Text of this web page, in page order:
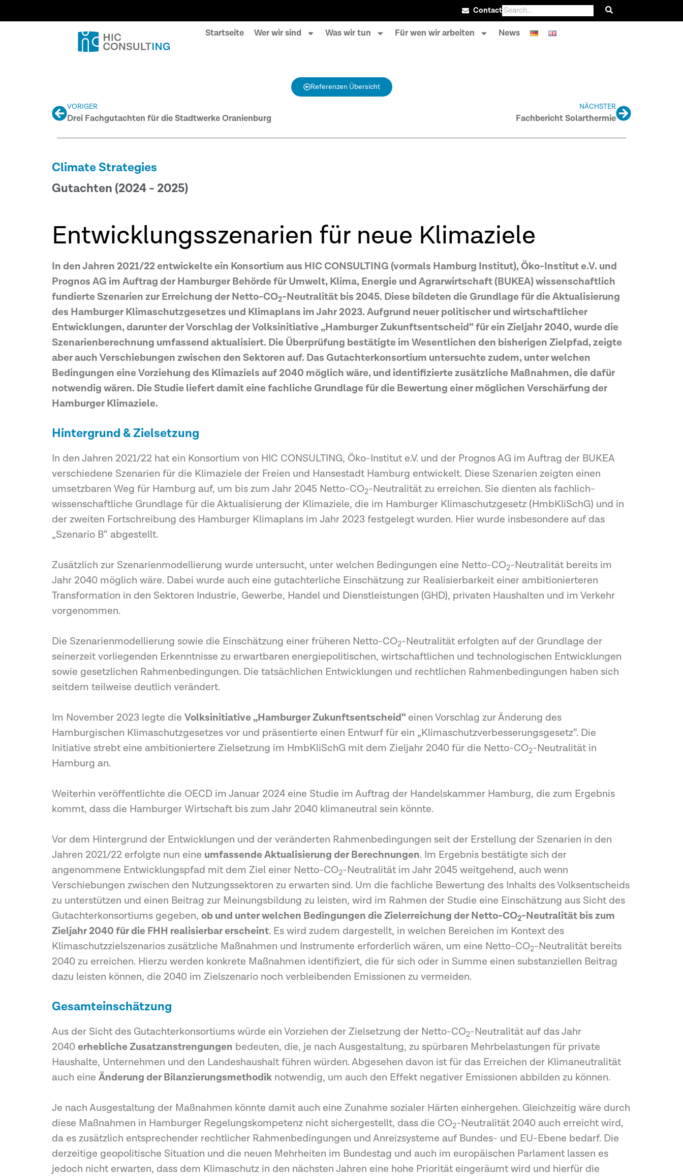
Contact
Startseite Wer wir sind Was wir tun Für wen wir arbeiten News
Referenzen Übersicht
VORIGER
Drei Fachgutachten für die Stadtwerke Oranienburg
NÄCHSTER
Fachbericht Solarthermie
Climate Strategies
Gutachten (2024 - 2025)
Entwicklungsszenarien für neue Klimaziele
In den Jahren 2021/22 entwickelte ein Konsortium aus HIC CONSULTING (vormals Hamburg Institut), Öko-Institut e.V. und
Prognos AG im Auftrag der Hamburger Behörde für Umwelt, Klima, Energie und Agrarwirtschaft (BUKEA) wissenschaftlich
fundierte Szenarien zur Erreichung der Netto-CO2-Neutralität bis 2045. Diese bildeten die Grundlage für die Aktualisierung
des Hamburger Klimaschutzgesetzes und Klimaplans im Jahr 2023. Aufgrund neuer politischer und wirtschaftlicher
Entwicklungen, darunter der Vorschlag der Volksinitiative „Hamburger Zukunftsentscheid“ für ein Zieljahr 2040, wurde die
Szenarienberechnung umfassend aktualisiert. Die Überprüfung bestätigte im Wesentlichen den bisherigen Zielpfad, zeigte
aber auch Verschiebungen zwischen den Sektoren auf. Das Gutachterkonsortium untersuchte zudem, unter welchen
Bedingungen eine Vorziehung des Klimaziels auf 2040 möglich wäre, und identifizierte zusätzliche Maßnahmen, die dafür
notwendig wären. Die Studie liefert damit eine fachliche Grundlage für die Bewertung einer möglichen Verschärfung der
Hamburger Klimaziele.
Hintergrund & Zielsetzung
In den Jahren 2021/22 hat ein Konsortium von HIC CONSULTING, Öko-Institut e.V. und der Prognos AG im Auftrag der BUKEA
verschiedene Szenarien für die Klimaziele der Freien und Hansestadt Hamburg entwickelt. Diese Szenarien zeigten einen
umsetzbaren Weg für Hamburg auf, um bis zum Jahr 2045 Netto-CO2-Neutralität zu erreichen. Sie dienten als fachlich-
wissenschaftliche Grundlage für die Aktualisierung der Klimaziele, die im Hamburger Klimaschutzgesetz (HmbKliSchG) und in
der zweiten Fortschreibung des Hamburger Klimaplans im Jahr 2023 festgelegt wurden. Hier wurde insbesondere auf das
„Szenario B“ abgestellt.
Zusätzlich zur Szenarienmodellierung wurde untersucht, unter welchen Bedingungen eine Netto-CO2-Neutralität bereits im
Jahr 2040 möglich wäre. Dabei wurde auch eine gutachterliche Einschätzung zur Realisierbarkeit einer ambitionierteren
Transformation in den Sektoren Industrie, Gewerbe, Handel und Dienstleistungen (GHD), privaten Haushalten und im Verkehr
vorgenommen.
Die Szenarienmodellierung sowie die Einschätzung einer früheren Netto-CO2-Neutralität erfolgten auf der Grundlage der
seinerzeit vorliegenden Erkenntnisse zu erwartbaren energiepolitischen, wirtschaftlichen und technologischen Entwicklungen
sowie gesetzlichen Rahmenbedingungen. Die tatsächlichen Entwicklungen und rechtlichen Rahmenbedingungen haben sich
seitdem teilweise deutlich verändert.
Im November 2023 legte die Volksinitiative „Hamburger Zukunftsentscheid“einen Vorschlag zur Änderung des
Hamburgischen Klimaschutzgesetzes vor und präsentierte einen Entwurf für ein „Klimaschutzverbesserungsgesetz“. Die
Initiative strebt eine ambitioniertere Zielsetzung im HmbKliSchG mit dem Zieljahr 2040 für die Netto-CO2-Neutralität in
Hamburg an.
Weiterhin veröffentlichte die OECD im Januar 2024 eine Studie im Auftrag der Handelskammer Hamburg, die zum Ergebnis
kommt, dass die Hamburger Wirtschaft bis zum Jahr 2040 klimaneutral sein könnte.
Vor dem Hintergrund der Entwicklungen und der veränderten Rahmenbedingungen seit der Erstellung der Szenarien in den
Jahren 2021/22 erfolgte nun eine umfassende Aktualisierung der Berechnungen. Im Ergebnis bestätigte sich der
angenommene Entwicklungspfad mit dem Ziel einer Netto-CO2-Neutralität im Jahr 2045 weitgehend, auch wenn
Verschiebungen zwischen den Nutzungssektoren zu erwarten sind. Um die fachliche Bewertung des Inhalts des Volksentscheids
zu unterstützen und einen Beitrag zur Meinungsbildung zu leisten, wird im Rahmen der Studie eine Einschätzung aus Sicht des
Gutachterkonsortiums gegeben, ob und unter welchen Bedingungen die Zielerreichung der Netto-CO2-Neutralität bis zum
Zieljahr 2040 für die FHH realisierbar erscheint. Es wird zudem dargestellt, in welchen Bereichen im Kontext des
Klimaschutzzielszenarios zusätzliche Maßnahmen und Instrumente erforderlich wären, um eine Netto-CO2-Neutralität bereits
2040 zu erreichen. Hierzu werden konkrete Maßnahmen identifiziert, die für sich oder in Summe einen substanziellen Beitrag
dazu leisten können, die 2040 im Zielszenario noch verbleibenden Emissionen zu vermeiden.
Gesamteinschätzung
Aus der Sicht des Gutachterkonsortiums würde ein Vorziehen der Zielsetzung der Netto-CO2-Neutralität auf das Jahr
2040erhebliche Zusatzanstrengungen bedeuten, die, je nach Ausgestaltung, zu spürbaren Mehrbelastungen für private
Haushalte, Unternehmen und den Landeshaushalt führen würden. Abgesehen davon ist für das Erreichen der Klimaneutralität
auch eine Änderung der Bilanzierungsmethodik notwendig, um auch den Effekt negativer Emissionen abbilden zu können.
Je nach Ausgestaltung der Maßnahmen könnte damit auch eine Zunahme sozialer Härten einhergehen. Gleichzeitig wäre durch
diese Maßnahmen in Hamburger Regelungskompetenz nicht sichergestellt, dass die CO2-Neutralität 2040 auch erreicht wird,
da es zusätzlich entsprechender rechtlicher Rahmenbedingungen und Anreizsysteme auf Bundes- und EU-Ebene bedarf. Die
derzeitige geopolitische Situation und die neuen Mehrheiten im Bundestag und auch im europäischen Parlament lassen es
jedoch nicht erwarten, dass dem Klimaschutz in den nächsten Jahren eine hohe Priorität eingeräumt wird und hierfür die